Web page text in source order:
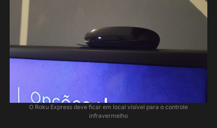
O Roku Express deve ficar em local visível para o controle
infravermelho